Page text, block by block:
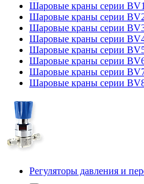
Шаровые краны серии BV1
Шаровые краны серии
Шаровые краны серии
Шаровые краны серии
Шаровые краны серии
Шаровые краны серии
Шаровые краны серии
Шаровые краны серии
Регуляторы давления и